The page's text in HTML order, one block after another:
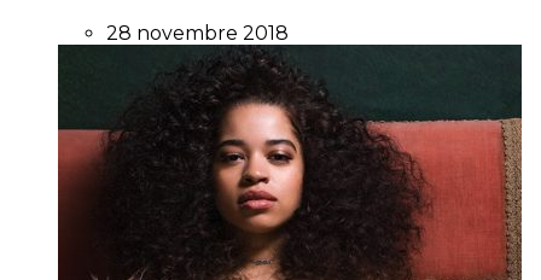
28 novembre 2018